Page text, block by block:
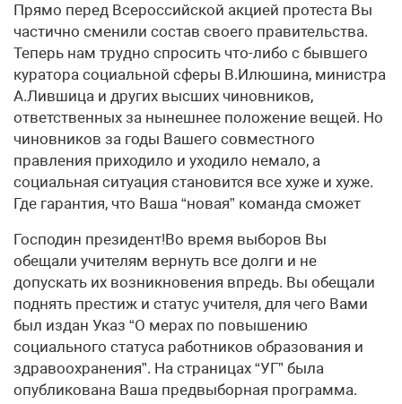
Прямо перед Всероссийской акцией протеста Вы
частично сменили состав своего правительства.
Теперь нам трудно спросить что-либо с бывшего
куратора социальной сферы В.Илюшина, министра
А.Лившица и других высших чиновников,
ответственных за нынешнее положение вещей. Но
чиновников за годы Вашего совместного
правления приходило и уходило немало, а
социальная ситуация становится все хуже и хуже.
Где гарантия, что Ваша “новая” команда сможет
Господин президент!Во время выборов Вы
обещали учителям вернуть все долги и не
допускать их возникновения впредь. Вы обещали
поднять престиж и статус учителя, для чего Вами
был издан Указ “О мерах по повышению
социального статуса работников образования и
здравоохранения”. На страницах “УГ” была
опубликована Ваша предвыборная программа.